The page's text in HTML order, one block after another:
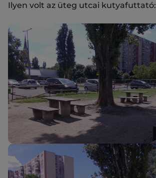
Ilyen volt az üteg utcai kutyafuttató: